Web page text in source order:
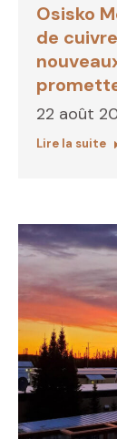
Osisko
de
22 août
Lire la suite